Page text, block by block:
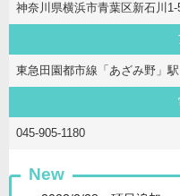
神奈川県横浜市青葉区新石川
東急田園都市線「あざみ野」
045-905-1180
New